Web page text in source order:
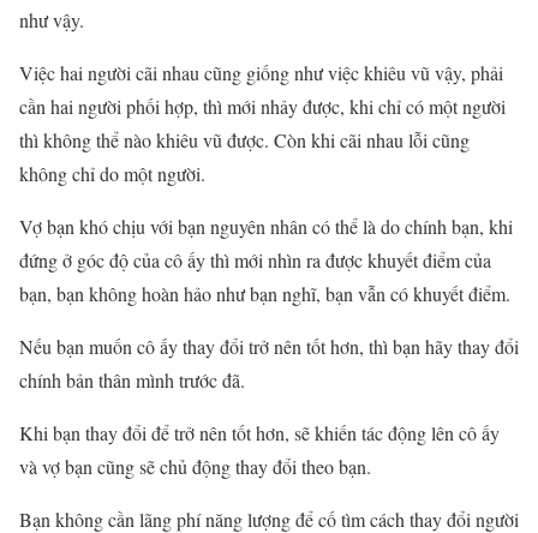
như vậy.
Việc hai người cãi nhau cũng giống như việc khiêu vũ vậy, phải
cần hai người phối hợp, thì mới nhảy được, khi chỉ có một người
thì không thể nào khiêu vũ được. Còn khi cãi nhau lỗi cũng
không chỉ do một người.
Vợ bạn khó chịu với bạn nguyên nhân có thể là do chính bạn, khi
đứng ở góc độ của cô ấy thì mới nhìn ra được khuyết điểm của
bạn, bạn không hoàn hảo như bạn nghĩ, bạn vẫn có khuyết điểm.
Nếu bạn muốn cô ấy thay đổi trở nên tốt hơn, thì bạn hãy thay đổi
chính bản thân mình trước đã.
Khi bạn thay đổi để trở nên tốt hơn, sẽ khiến tác động lên cô ấy
và vợ bạn cũng sẽ chủ động thay đổi theo bạn.
Bạn không cần lãng phí năng lượng để cố tìm cách thay đổi người